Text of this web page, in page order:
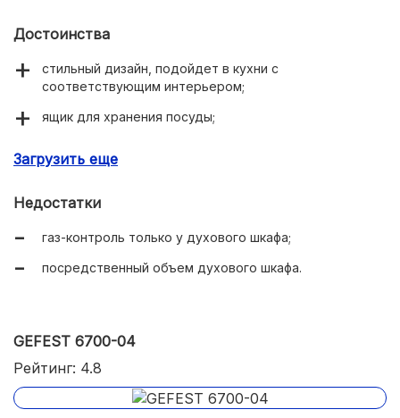
Достоинства
стильный дизайн, подойдет в кухни с
соответствующим интерьером;
ящик для хранения посуды;
Загрузить еще
Недостатки
газ-контроль только у духового шкафа;
посредственный объем духового шкафа.
GEFEST 6700-04
Рейтинг: 4.8